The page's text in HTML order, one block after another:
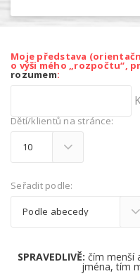
Moje představa
o výši mého „rozpočtu“,
rozumem:
Dětí/klientů na stránce:
Seřadit podle:
SPRAVEDLIVĚ: čím menší
jména, tím